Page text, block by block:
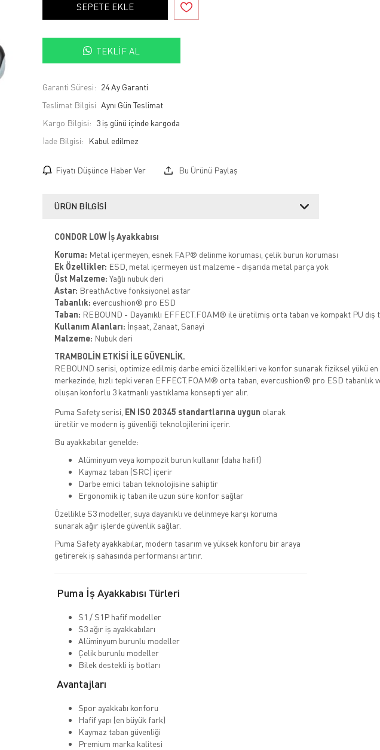
SEPETE EKLE
TEKLIF AL
Garanti Süresi: 24 Ay Garanti
Teslimat Bilgisi Aynı Gün Teslimat
Kargo Bilgisi: 3 iş günü içinde kargoda
İade Bilgisi:
Fiyatı Düşünce Haber Ver Bu Ürünü Paylaş
ÜRÜN BILGISI
CONDOR LOW İş Ayakkabısı
Koruma: Metal içermeyen, esnek FAP® delinme koruması, çelik burun koruması
Ek Özellikler: ESD, metal içermeyen üst malzeme - dışarıda metal parça yok
Üst Malzeme: Yağlı nubuk deri
Astar: BreathActive fonksiyonel astar
Tabanlık: evercushion® pro ESD
Taban: REBOUND - Dayanıklı EFFECT.FOAM® ile üretilmiş orta taban ve kompakt PU dış
Kullanım Alanları: İnşaat, Zanaat, Sanayi
Malzeme: Nubuk deri
TRAMBOLİN ETKİSİ İLE GÜVENLİK.
REBOUND serisi, optimize edilmiş darbe emici özellikleri ve konfor sunarak fiziksel yükü
merkezinde, hızlı tepki veren EFFECT.FOAM® orta taban, evercushion® pro ESD tabanlık
oluşan konforlu 3 katmanlı yastıklama konsepti yer alır.
Puma Safety serisi, EN ISO 20345 standartlarına uygun olarak
üretilir ve modern iş güvenliği teknolojilerini içerir.
Bu ayakkabılar genelde:
Alüminyum veya kompozit burun kullanır (daha hafif)
Kaymaz taban (SRC) içerir
Darbe emici taban teknolojisine sahiptir
Ergonomik iç taban ile uzun süre konfor sağlar
Özellikle S3 modeller, suya dayanıklı ve delinmeye karşı koruma
sunarak ağır işlerde güvenlik sağlar.
Puma Safety ayakkabılar, modern tasarım ve yüksek konforu bir araya
getirerek iş sahasında performansı artırır.
Puma İş Ayakkabısı Türleri
S1 / S1P hafif modeller
S3 ağır iş ayakkabıları
Alüminyum burunlu modeller
Çelik burunlu modeller
Bilek destekli iş botları
Avantajları
Spor ayakkabı konforu
Hafif yapı (en büyük fark)
Kaymaz taban güvenliği
Premium marka kalitesi